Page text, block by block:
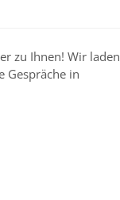
zu Ihnen! Wir laden
Gespräche in